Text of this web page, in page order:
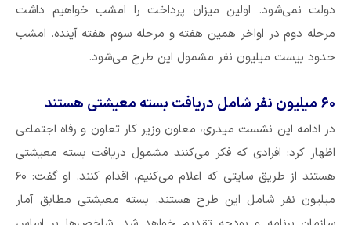
دولت نمی‌شود. اولین میزان پرداخت را امشب خواهیم داشت
مرحله دوم در اواخر همین هفته و مرحله سوم هفته آینده. امشب
حدود بیست میلیون نفر مشمول این طرح می‌شود.
۶۰ میلیون نفر شامل دریافت بسته معیشتی هستند
در ادامه این نشست میدری، معاون وزیر کار تعاون و رفاه اجتماعی
اظهار کرد: افرادی که فکر می‌کنند مشمول دریافت بسته معیشتی
هستند از طریق سایتی که اعلام می‌کنیم، اقدام کنند. او گفت: ۶۰
میلیون نفر شامل این طرح هستند. بسته معیشتی مطابق آمار